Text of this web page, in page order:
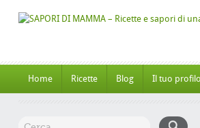
Home Ricette Blog Il tuo profilo